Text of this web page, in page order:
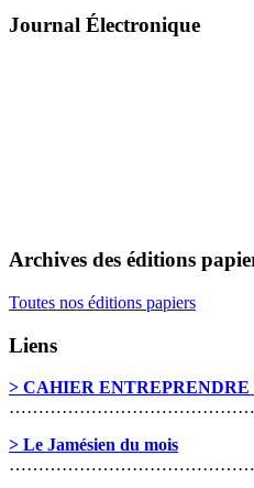
Journal Électronique
Archives des éditions
Toutes nos éditions papiers
Liens
> CAHIER ENTREPRENDRE
> Le Jamésien du mois